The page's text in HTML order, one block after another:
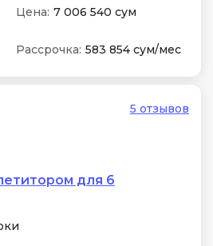
Цена: 7 006 540 сум
Рассрочка: 583 854 сум/мес
5 отзывов
для 6